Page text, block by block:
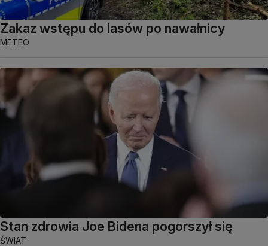
Zakaz wstępu do lasów po nawałnicy
METEO
Stan zdrowia Joe Bidena pogorszył się
ŚWIAT